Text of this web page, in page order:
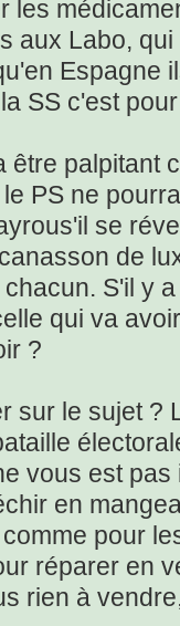
les
aux Labo,
Espagne
SS c'est
être palpitant
PS ne
se
de
S'il y
qui va
?
sur le sujet ?
vous est
en
pour
réparer en
rien à